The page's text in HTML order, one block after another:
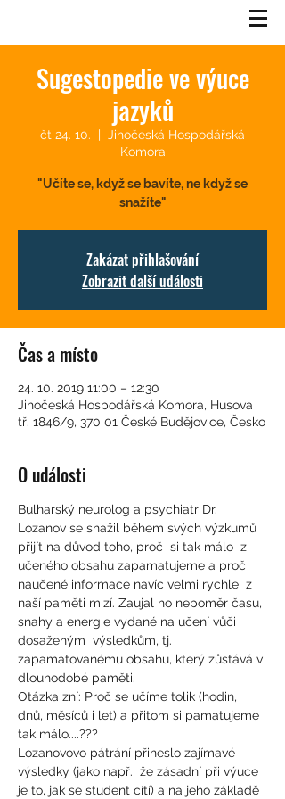
Sugestopedie ve výuce
jazyků
čt 24. 10.
  |
Jihočeská Hospodářská
Komora
"Učíte se, když se bavíte, ne když se
Zakázat přihlašování
Zobrazit další události
Čas a místo
24. 10. 2019 11:00 – 12:30
Jihočeská Hospodářská Komora, Husova
tř. 1846/9, 370 01 České Budějovice, Česko
O události
Bulharský neurolog a psychiatr Dr.
Lozanov se snažil během svých výzkumů
přijít na důvod toho, proč  si tak málo  z
učeného obsahu zapamatujeme a proč
naučené informace navíc velmi rychle  z
naší paměti mizí. Zaujal ho nepoměr času,
snahy a energie vydané na učení vůči
dosaženým  výsledkům, tj.
zapamatovanému obsahu, který zůstává v
dlouhodobé paměti.
Otázka zní: Proč se učíme tolik (hodin,
dnů, měsíců i let) a přitom si pamatujeme
tak málo....???
Lozanovovo pátrání přineslo zajímavé
výsledky (jako např.  že zásadní při výuce
je to, jak se student cítí) a na jeho základě